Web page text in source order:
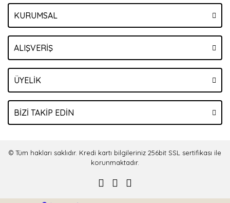
KURUMSAL
ALIŞVERİŞ
ÜYELİK
BİZİ TAKİP EDİN
© Tüm hakları saklıdır. Kredi kartı bilgileriniz 256bit SSL sertifikası ile
korunmaktadır.